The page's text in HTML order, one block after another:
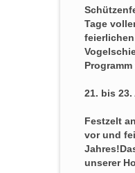
Tage
21. bis
Festzelt
vor und
unserer